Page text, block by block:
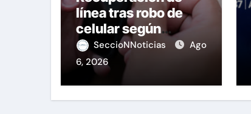
línea tras robo de
celular según
OSIPTEL
SeccioNNoticias
Ago
6, 2026